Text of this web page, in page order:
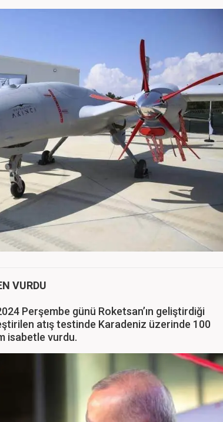
VURDU
Perşembe günü Roketsan’ın geliştirdiği
atış testinde Karadeniz üzerinde 100
isabetle vurdu.